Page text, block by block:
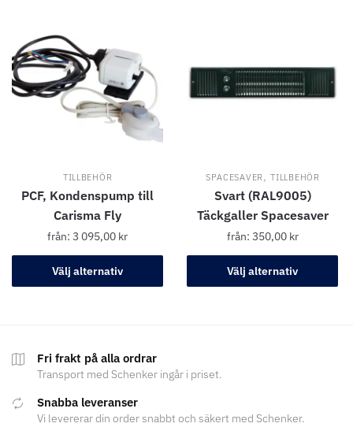
TILLBEHÖR
PCF, Kondenspump till
Carisma Fly
från:3 095,00 kr
Välj alternativ
SPACESAVER ,TILLBEHÖR
Svart (RAL9005)
Täckgaller Spacesaver
från: 350,00 kr
Välj alternativ
Fri frakt på alla ordrar
Transport med Schenker ingår i priset.
Snabba leveranser
Vi levererar din order snabbt och säkert med Schenker.